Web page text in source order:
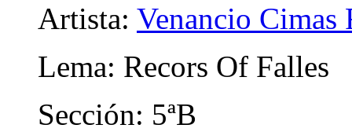
Artista: Venancio Cimas
Lema: Recors Of Falles
Sección: 5ªB